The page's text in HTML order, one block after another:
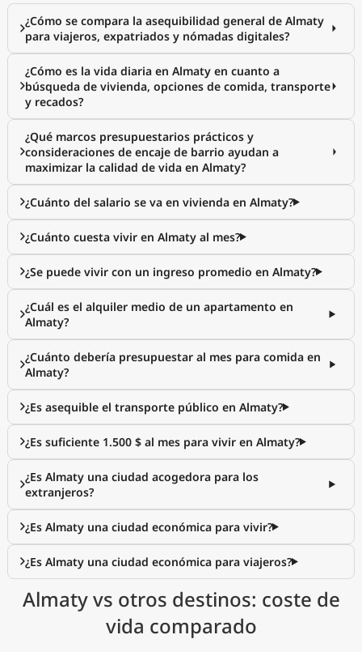
¿Cómo se compara la asequibilidad general de Almaty
para viajeros, expatriados y nómadas digitales?
¿Cómo es la vida diaria en Almaty en cuanto a
búsqueda de vivienda, opciones de comida, transporte
y recados?
¿Qué marcos presupuestarios prácticos y
consideraciones de encaje de barrio ayudan a
maximizar la calidad de vida en Almaty?
¿Cuánto del salario se va en vivienda en Almaty?
¿Cuánto cuesta vivir en Almaty al mes?
¿Se puede vivir con un ingreso promedio en Almaty?
¿Cuál es el alquiler medio de un apartamento en
Almaty?
¿Cuánto debería presupuestar al mes para comida en
Almaty?
¿Es asequible el transporte público en Almaty?
¿Es suficiente 1.500 $ al mes para vivir en Almaty?
¿Es Almaty una ciudad acogedora para los
extranjeros?
¿Es Almaty una ciudad económica para vivir?
¿Es Almaty una ciudad económica para viajeros?
Almaty vs otros destinos: coste de
vida comparado